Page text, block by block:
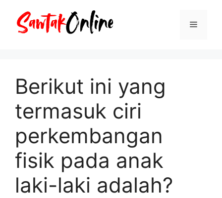
Menu
Berikut ini yang
termasuk ciri
perkembangan
fisik pada anak
laki-laki adalah?